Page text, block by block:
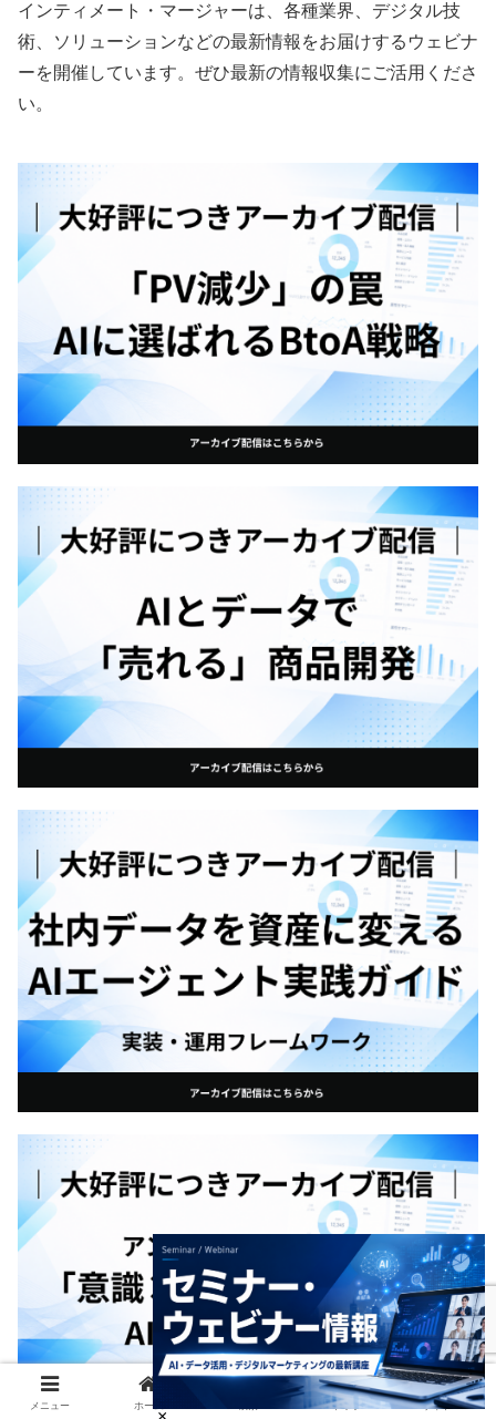
インティメート・マージャーは、各種業界、デジタル技
術、ソリューションなどの最新情報をお届けするウェビナ
ーを開催しています。ぜひ最新の情報収集にご活用くださ
い。
メニュー ホーム トップ サイドバー